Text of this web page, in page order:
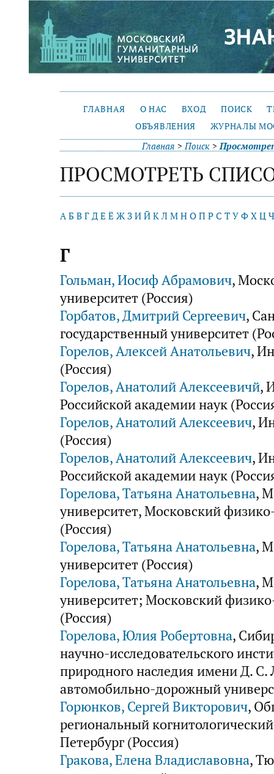
ГЛАВНАЯ О НАС ВХОД ПОИСК
ОБЪЯВЛЕНИЯ
ЖУРНАЛЫ
Главная >Поиск >
ПРОСМОТРЕТЬ
А Б В Г Д Е Ё Ж З И Й К Л М Н О П Р С Т У Ф Х Ц Ч
Г
Гольман, Иосиф Абрамович,
университет (Россия)
Горбатов, Дмитрий Сергеевич,
государственный университет
Горелов, Алексей Анатольевич,
(Россия)
Горелов, Анатолий Алексеевичй,
Российской академии наук
Горелов, Анатолий Алексеевич,
(Россия)
Горелов, Анатолий Алексеевич,
Российской академии наук
Горелова, Татьяна Анатольевна,
университет, Московский
(Россия)
Горелова, Татьяна Анатольевна,
университет (Россия)
Горелова, Татьяна Анатольевна,
университет; Московский
(Россия)
Горелова, Юлия Робертовна,
научно-исследовательского
природного наследия имени Д. С.
автомобильно-дорожный
Горюнков, Сергей Викторович,
региональный
Петербург (Россия)
Гракова, Елена Владиславовна,